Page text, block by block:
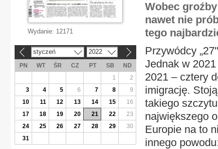
Wobec
nawet nie
tego
Przywódcy
Jednak w
2021 – cztery
imigrację.
takiego
największego
Europie na to
innego
Wydanie: 12171
styczeń 2022
PN WT ŚR CZ PT SB
ND
1
2
3
4 5 6 7 8
9
10
11 12 13 14 15
16
17
18 19 20 21 22
23
24
25 26 27 28 29
30
31